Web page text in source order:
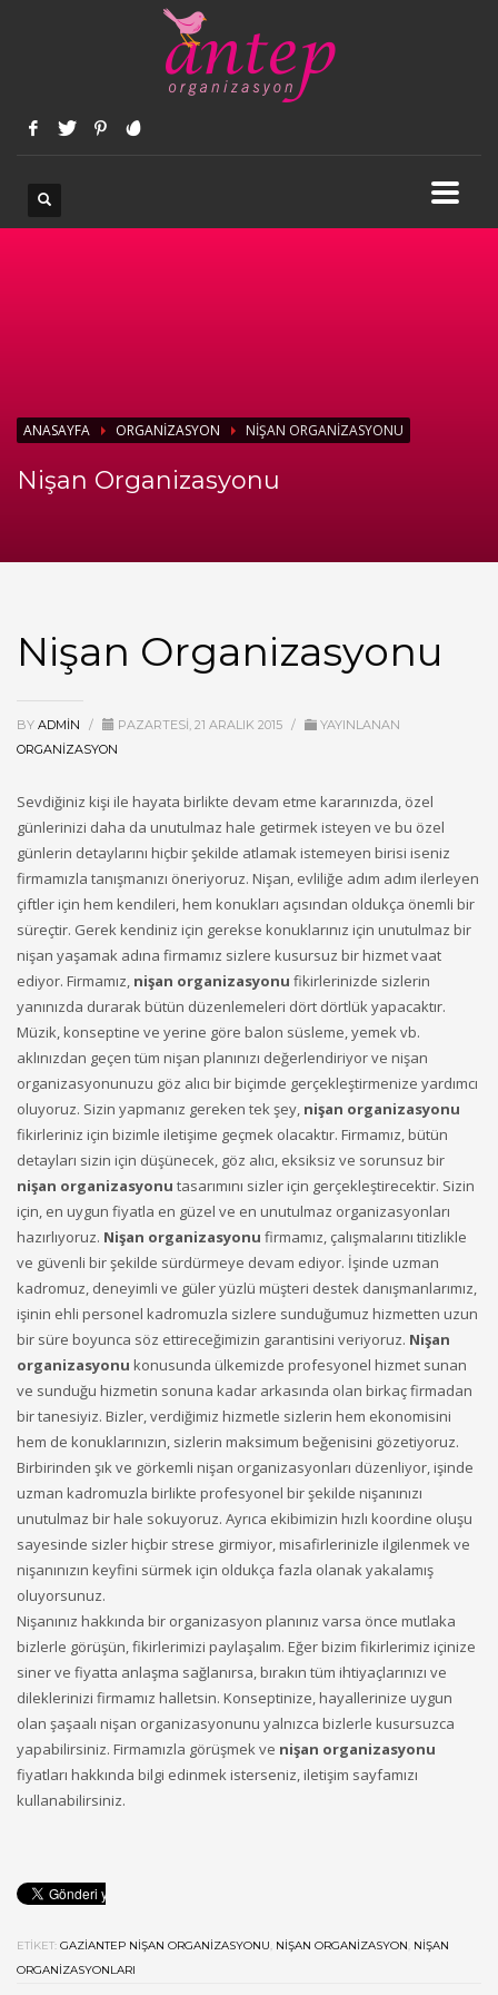
ANASAYFA ORGANIZASYON NIŞAN ORGANIZASYONU
Nişan Organizasyonu
Nişan Organizasyonu
BY ADMIN / PAZARTESI, 21 ARALIK 2015 /
YAYINLANAN
ORGANIZASYON
Sevdiğiniz kişi ile hayata birlikte devam etme kararınızda, özel
günlerinizi daha da unutulmaz hale getirmek isteyen ve bu özel
günlerin detaylarını hiçbir şekilde atlamak istemeyen birisi iseniz
firmamızla tanışmanızı öneriyoruz. Nişan, evliliğe adım adım ilerleyen
çiftler için hem kendileri, hem konukları açısından oldukça önemli bir
süreçtir. Gerek kendiniz için gerekse konuklarınız için unutulmaz bir
nişan yaşamak adına firmamız sizlere kusursuz bir hizmet vaat
ediyor. Firmamız, nişan organizasyonu fikirlerinizde sizlerin
yanınızda durarak bütün düzenlemeleri dört dörtlük yapacaktır.
Müzik, konseptine ve yerine göre balon süsleme, yemek vb.
aklınızdan geçen tüm nişan planınızı değerlendiriyor ve nişan
organizasyonunuzu göz alıcı bir biçimde gerçekleştirmenize yardımcı
oluyoruz. Sizin yapmanız gereken tek şey, nişan organizasyonu
fikirleriniz için bizimle iletişime geçmek olacaktır. Firmamız, bütün
detayları sizin için düşünecek, göz alıcı, eksiksiz ve sorunsuz bir
nişan organizasyonu tasarımını sizler için gerçekleştirecektir. Sizin
için, en uygun fiyatla en güzel ve en unutulmaz organizasyonları
hazırlıyoruz. Nişan organizasyonu firmamız, çalışmalarını titizlikle
ve güvenli bir şekilde sürdürmeye devam ediyor. İşinde uzman
kadromuz, deneyimli ve güler yüzlü müşteri destek danışmanlarımız,
işinin ehli personel kadromuzla sizlere sunduğumuz hizmetten uzun
bir süre boyunca söz ettireceğimizin garantisini veriyoruz. Nişan
organizasyonu konusunda ülkemizde profesyonel hizmet sunan
ve sunduğu hizmetin sonuna kadar arkasında olan birkaç firmadan
bir tanesiyiz. Bizler, verdiğimiz hizmetle sizlerin hem ekonomisini
hem de konuklarınızın, sizlerin maksimum beğenisini gözetiyoruz.
Birbirinden şık ve görkemli nişan organizasyonları düzenliyor, işinde
uzman kadromuzla birlikte profesyonel bir şekilde nişanınızı
unutulmaz bir hale sokuyoruz. Ayrıca ekibimizin hızlı koordine oluşu
sayesinde sizler hiçbir strese girmiyor, misafirlerinizle ilgilenmek ve
nişanınızın keyfini sürmek için oldukça fazla olanak yakalamış
oluyorsunuz.
Nişanınız hakkında bir organizasyon planınız varsa önce mutlaka
bizlerle görüşün, fikirlerimizi paylaşalım. Eğer bizim fikirlerimiz içinize
siner ve fiyatta anlaşma sağlanırsa, bırakın tüm ihtiyaçlarınızı ve
dileklerinizi firmamız halletsin. Konseptinize, hayallerinize uygun
olan şaşaalı nişan organizasyonunu yalnızca bizlerle kusursuzca
yapabilirsiniz. Firmamızla görüşmek ve nişan organizasyonu
fiyatları hakkında bilgi edinmek isterseniz, iletişim sayfamızı
kullanabilirsiniz.
ETIKET: GAZIANTEP NIŞAN ORGANIZASYONU, NIŞAN ORGANIZASYON, NIŞAN
ORGANIZASYONLARI